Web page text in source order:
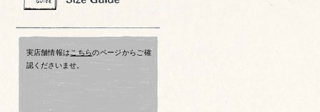
実店舗情報はこちらのページからご確
認くださいませ。